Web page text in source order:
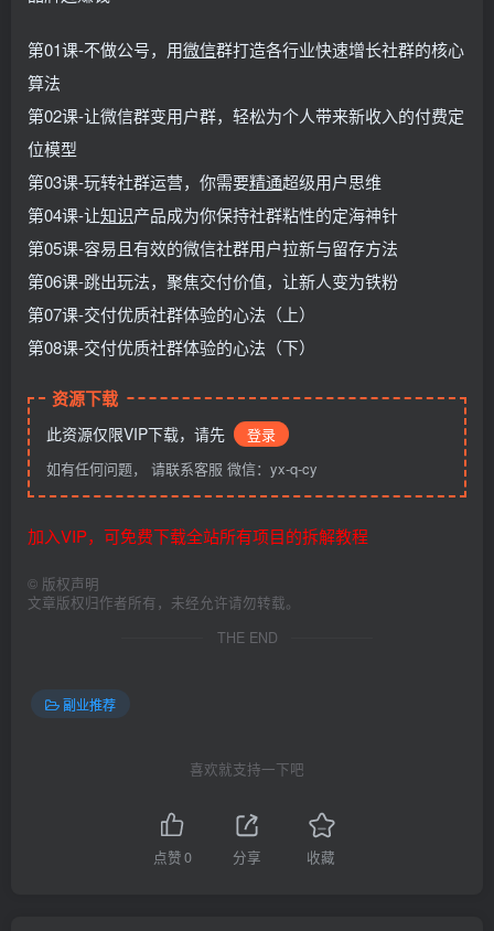
第01课-不做公号，用微信群打造各行业快速增长社群的核心
算法
第02课-让微信群变用户群，轻松为个人带来新收入的付费定
位模型
第03课-玩转社群运营，你需要精通超级用户思维
第04课-让知识产品成为你保持社群粘性的定海神针
第05课-容易且有效的微信社群用户拉新与留存方法
第06课-跳出玩法，聚焦交付价值，让新人变为铁粉
第07课-交付优质社群体验的心法（上）
第08课-交付优质社群体验的心法（下）
资源下载
此资源仅限VIP下载，请先
登录
如有任何问题， 请联系客服 微信：yx-q-cy
加入VIP，可免费下载全站所有项目的拆解教程
© 版权声明
文章版权归作者所有，未经允许请勿转载。
THE END
副业推荐
喜欢就支持一下吧
点赞0 分享 收藏